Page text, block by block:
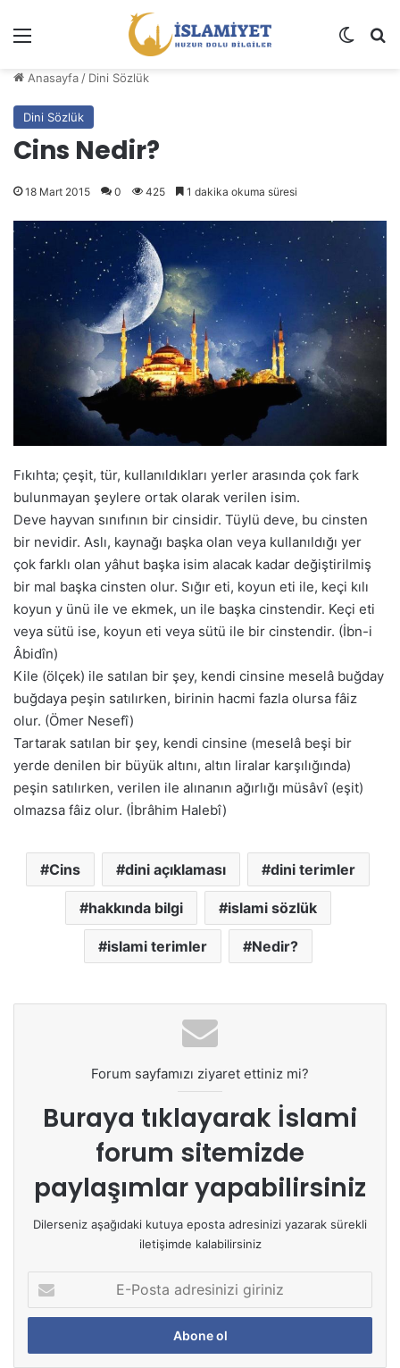
Dış
Anasayfa / Dini Sözlük
Dini Sözlük
Cins Nedir?
18 Mart 2015 0 425 1 dakika okuma süresi
Fıkıhta; çeşit, tür, kullanıldıkları yerler arasında çok fark
bulunmayan şeylere ortak olarak verilen isim.
Deve hayvan sınıfının bir cinsidir. Tüylü deve, bu cinsten
bir nevidir. Aslı, kaynağı başka olan veya kullanıldığı yer
çok farklı olan yâhut başka isim alacak kadar değiştirilmiş
bir mal başka cinsten olur. Sığır eti, koyun eti ile, keçi kılı
koyun y ünü ile ve ekmek, un ile başka cinstendir. Keçi eti
veya sütü ise, koyun eti veya sütü ile bir cinstendir. (İbn-i
Âbidîn)
Kile (ölçek) ile satılan bir şey, kendi cinsine meselâ buğday
buğdaya peşin satılırken, birinin hacmi fazla olursa fâiz
olur. (Ömer Nesefî)
Tartarak satılan bir şey, kendi cinsine (meselâ beşi bir
yerde denilen bir büyük altını, altın liralar karşılığında)
peşin satılırken, verilen ile alınanın ağırlığı müsâvî (eşit)
olmazsa fâiz olur. (İbrâhim Halebî)
Cins dini açıklaması dini terimler
hakkında bilgi islami sözlük
islami terimler Nedir?
Forum sayfamızı ziyaret ettiniz mi?
Buraya tıklayarak İslami
forum sitemizde
paylaşımlar yapabilirsiniz
Dilerseniz aşağıdaki kutuya eposta adresinizi yazarak sürekli
iletişimde kalabilirsiniz
P
s